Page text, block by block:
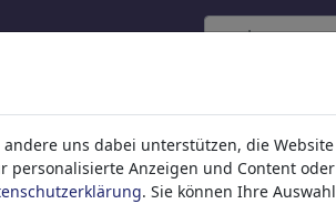
uns dabei unterstützen, die Website
personalisierte Anzeigen und Content oder
. Sie können Ihre Auswahl